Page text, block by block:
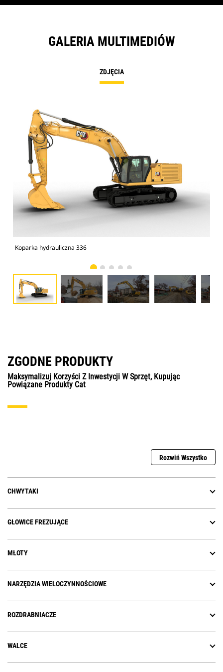
GALERIA MULTIMEDIÓW
ZDJĘCIA
Koparka hydrauliczna 336
ZGODNE PRODUKTY
Maksymalizuj Korzyści Z Inwestycji W Sprzęt, Kupując
Powiązane Produkty Cat
Rozwiń Wszystko
CHWYTAKI
GŁOWICE FREZUJĄCE
MŁOTY
NARZĘDZIA WIELOCZYNNOŚCIOWE
ROZDRABNIACZE
WALCE